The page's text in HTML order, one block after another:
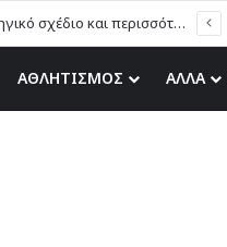
Η. Καραβόλιας στον topfm: «Το ερασιτεχνικό ποδόσφαιρο χρειάζεται στρατηγικό σχέδιο και περισσότερες ευκαιρίες για τα δικά μας παιδιά» (ηχητικό)
ΑΘΛΗΤΙΣΜΟΣ ΑΛΛΑ